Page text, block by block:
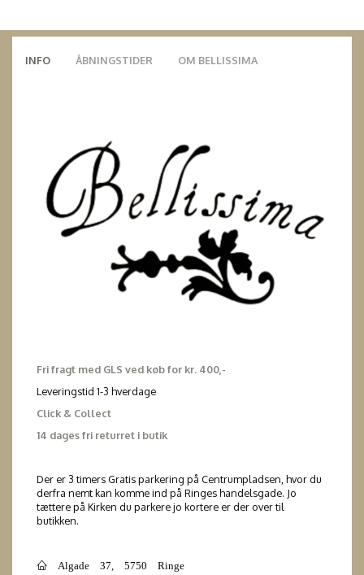
INFO ÅBNINGSTIDER OM BELLISSIMA
Fri fragt med GLS ved køb for kr. 400,-
Leveringstid 1-3 hverdage
Click & Collect
14 dages fri returret i butik
Der er 3 timers Gratis parkering på Centrumpladsen, hvor du
derfra nemt kan komme ind på Ringes handelsgade. Jo
tættere på Kirken du parkere jo kortere er der over til
butikken.
Algade 37, 5750 Ringe